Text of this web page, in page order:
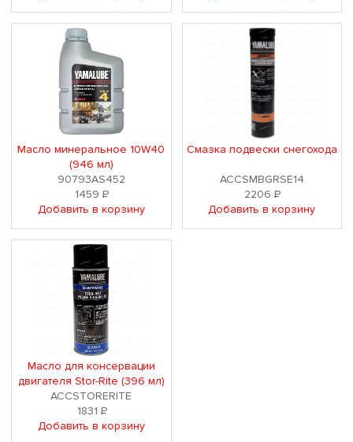
Масло минеральное 10W40
(946 мл)
90793AS452
1459Р
Добавить в корзину
Смазка подвески снегохода
ACCSMBGRSE14
2206Р
Добавить в корзину
Масло для консервации
двигателя Stor-Rite (396 мл)
ACCSTORERITE
1831 Р
Добавить в корзину